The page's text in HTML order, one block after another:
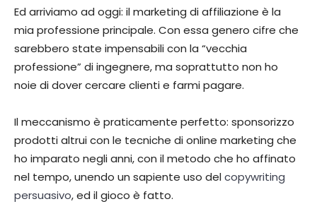
Ed arriviamo ad oggi: il marketing di affiliazione è la
mia professione principale. Con essa genero cifre che
sarebbero state impensabili con la “vecchia
professione” di ingegnere, ma soprattutto non ho
noie di dover cercare clienti e farmi pagare.
Il meccanismo è praticamente perfetto: sponsorizzo
prodotti altrui con le tecniche di online marketing che
ho imparato negli anni, con il metodo che ho affinato
nel tempo, unendo un sapiente uso delcopywriting
persuasivo, ed il gioco è fatto.